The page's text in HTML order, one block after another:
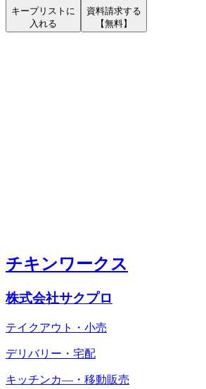
キープリストに
入れる
資料請求する
【無料】
チキンワークス
株式会社サクプロ
テイクアウト・小売
デリバリー・宅配
キッチンカ―・移動販売